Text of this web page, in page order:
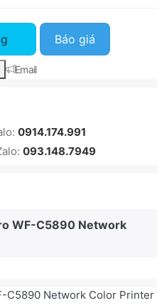
Pro WF-C5890
Báo giá
Email
0914.174.991
093.148.7949
WF-C5890 Network
C5890 Network Color Printer